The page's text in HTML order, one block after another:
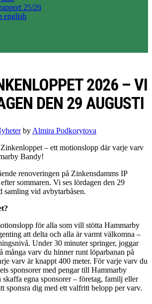
25/26
english
2026 – VI
DEN 29 AUGUSTI
by Almira Podkorytova
– ett motionslopp där varje varv
Bandy!
renoveringen på Zinkensdamms IP
sommaren. Vi ses lördagen den 29
samling vid avbytarbåsen.
för alla som vill stötta Hammarby
att delta och alla är varmt välkomna –
Under 30 minuter springer, joggar
många varv du hinner runt löparbanan på
varv är knappt 400 meter. För varje varv du
sponsorer med pengar till Hammarby
egna sponsorer – företag, familj eller
sponsra dig med ett valfritt belopp per varv.